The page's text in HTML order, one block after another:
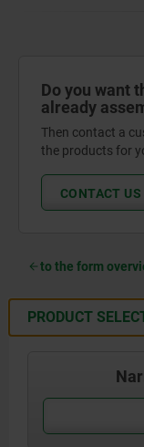
Do you want
already
Then contact a
the products for
CONTACT US
to the form
PRODUCT